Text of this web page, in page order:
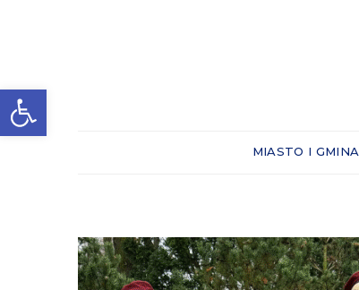
Otwórz pasek narzędzi
MIASTO I GMINA